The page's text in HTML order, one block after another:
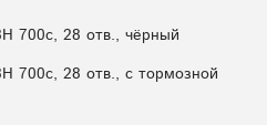
700с, 28 отв., чёрный
700с, 28 отв., с тормозной